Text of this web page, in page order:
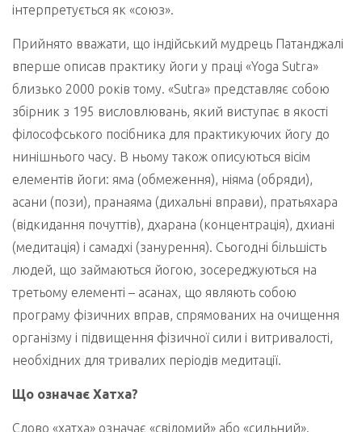
інтерпретується як «союз».
Прийнято вважати, що індійський мудрець Патанджалі
вперше описав практику йоги у праці «Yoga Sutra»
близько 2000 років тому. «Sutra» представляє собою
збірник з 195 висловлювань, який виступає в якості
філософського посібника для практикуючих йогу до
нинішнього часу. В ньому також описуються вісім
елементів йоги: яма (обмеження), ніяма (обряди),
асани (пози), пранаяма (дихальні вправи), пратьяхара
(відкидання почуттів), дхарана (концентрація), дхиані
(медитація) і самадхі (занурення). Сьогодні більшість
людей, що займаються йогою, зосереджуються на
третьому елементі – асанах, що являють собою
програму фізичних вправ, спрямованих на очищення
організму і підвищення фізичної сили і витривалості,
необхідних для тривалих періодів медитації.
Що означає Хатха?
Слово «хатха» означає «свідомий» або «сильний».